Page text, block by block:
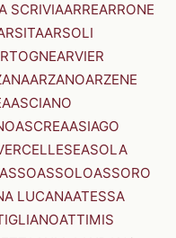
SCRIVIAARREARRONE
ARSOLI
ARVIER
ARZANOARZENE
ASCIANO
ASCREAASIAGO
ASOLA
ASSOASSOLOASSORO
LUCANAATESSA
ATTIMIS